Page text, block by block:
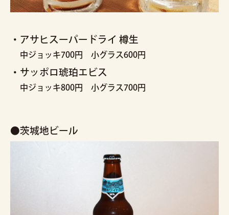
・アサヒスーパードライ 樽生
中ジョッキ700円 小グラス600円
・サッポロ琥珀エビス
中ジョッキ800円 小グラス700円
●茨城地ビール